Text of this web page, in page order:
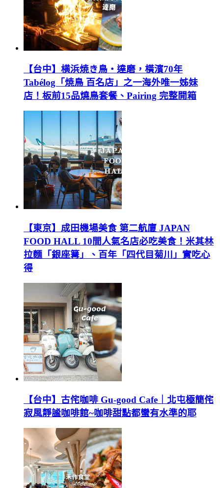
【台中】横浜焼き鳥‧達磨，橫濱70年
Tabélog「焼鳥 百名店」之一海外唯一姊妹
店！板前15品燒鳥套餐、Pairing 完整開箱
【東京】成田機場美食 第二航廈 JAPAN
FOOD HALL 10間人氣名店必吃美食！米其林
拉麵「銀座篝」、百年「四代目菊川」實吃心
得
【台中】古侘咖啡 Gu-good Cafe｜北屯極簡侘
寂風靜謐咖啡館~咖啡甜點都蠻有水準的耶